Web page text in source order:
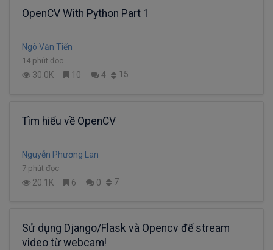
OpenCV With Python Part 1
Ngô Văn Tiến
14 phút đọc
30.0K 10 4 15
Tìm hiểu về OpenCV
Nguyễn Phương Lan
7 phút đọc
20.1K 6 0 7
Sử dụng Django/Flask và Opencv để stream
video từ webcam!